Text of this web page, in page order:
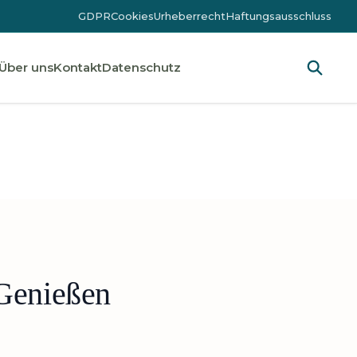
GDPRCookiesUrheberrechtHaftungsausschluss
Über unsKontaktDatenschutz